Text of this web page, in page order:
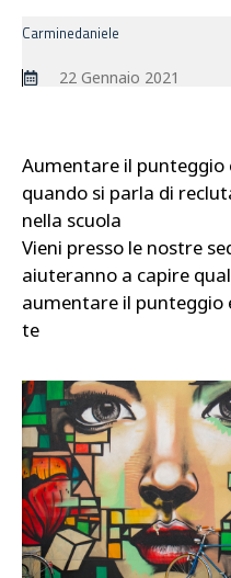
Carminedaniele
22 Gennaio 2021
Aumentare il punteggio
quando si parla di
nella scuola
Vieni presso le nostre
aiuteranno a capire
aumentare il
te